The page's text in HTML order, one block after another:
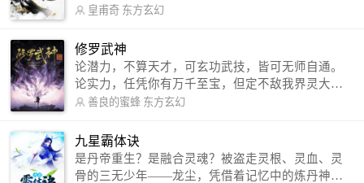
倒，扶大厦之将倾，成就了一段无上的传说！ 微信
微博：皇甫奇（地址：http://weibo.com/u/25284575
87） QQ交流群：320238210【普通群】 574501330
【VIP订阅群】 欢迎大家关注。
皇甫奇 东方玄幻
修罗武神
论潜力，不算天才，可玄功武技，皆可无师自通。
论实力，任凭你有万千至宝，但定不敌我界灵大
军。 我是谁？天下众生视我为修罗，却不知，我以
信公众号：善良的蜜蜂后援会）
善良的蜜蜂 东方玄幻
九星霸体诀
是丹帝重生？是融合灵魂？被盗走灵根、灵血、灵
骨的三无少年——龙尘，凭借着记忆中的炼丹神